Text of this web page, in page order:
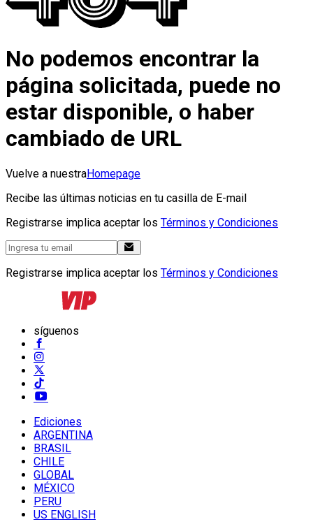
No podemos encontrar la
página solicitada, puede no
estar disponible, o haber
cambiado de URL
Vuelve a nuestraHomepage
Recibe las últimas noticias en tu casilla de E-mail
Registrarse implica aceptar los Términos y Condiciones
Registrarse implica aceptar los Términos y Condiciones
síguenos
Ediciones
ARGENTINA
BRASIL
CHILE
GLOBAL
MÉXICO
PERU
US ENGLISH